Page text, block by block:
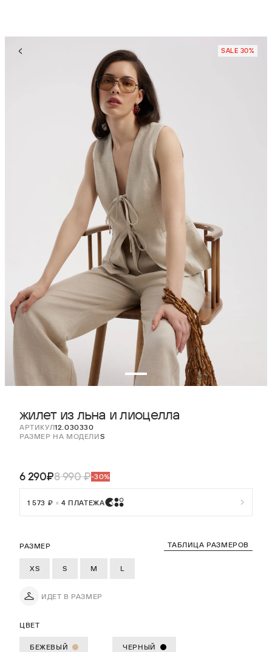
SALE 30%
жилет из льна и лиоцелла
АРТИКУЛ12.030330
РАЗМЕР НА МОДЕЛИS
РАЗМЕР ТАБЛИЦА РАЗМЕРОВ
XS S M L
ИДЕТ В РАЗМЕР
ЦВЕТ
БЕЖЕВЫЙ ЧЕРНЫЙ
6 290₽8 990 ₽-30%
1 573 ₽ × 4 ПЛАТЕЖА